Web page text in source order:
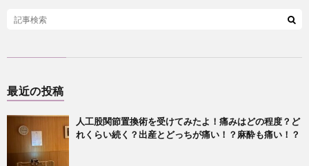
最近の投稿
人工股関節置換術を受けてみたよ！痛みはどの程度？ど
れくらい続く？出産とどっちが痛い！？麻酔も痛い！？